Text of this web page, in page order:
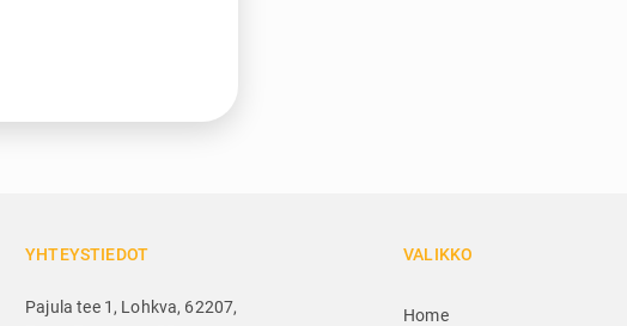
YHTEYSTIEDOT
Pajula tee 1, Lohkva, 62207,
VALIKKO
Home